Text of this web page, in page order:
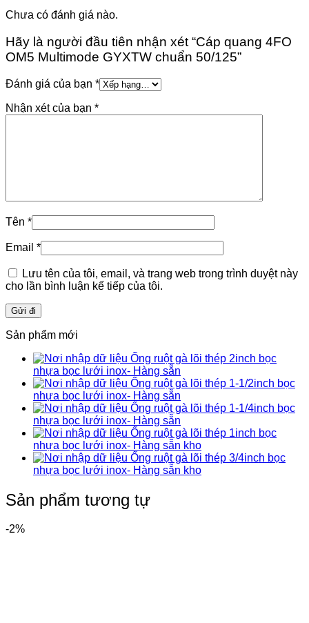
Chưa có đánh giá nào.
Hãy là người đầu tiên nhận xét “Cáp quang 4FO
OM5 Multimode GYXTW chuẩn 50/125”
Đánh giá của bạn *
Nhận xét của bạn *
Tên *
Email *
Lưu tên của tôi, email, và trang web trong trình duyệt này
cho lần bình luận kế tiếp của tôi.
Sản phẩm mới
Ống ruột gà lõi thép 2inch bọc
nhựa bọc lưới inox- Hàng sẵn
Ống ruột gà lõi thép 1-1/2inch bọc
nhựa bọc lưới inox- Hàng sẵn
Ống ruột gà lõi thép 1-1/4inch bọc
nhựa bọc lưới inox- Hàng sẵn
Ống ruột gà lõi thép 1inch bọc
nhựa bọc lưới inox- Hàng sẵn kho
Ống ruột gà lõi thép 3/4inch bọc
nhựa bọc lưới inox- Hàng sẵn kho
Sản phẩm tương tự
-2%